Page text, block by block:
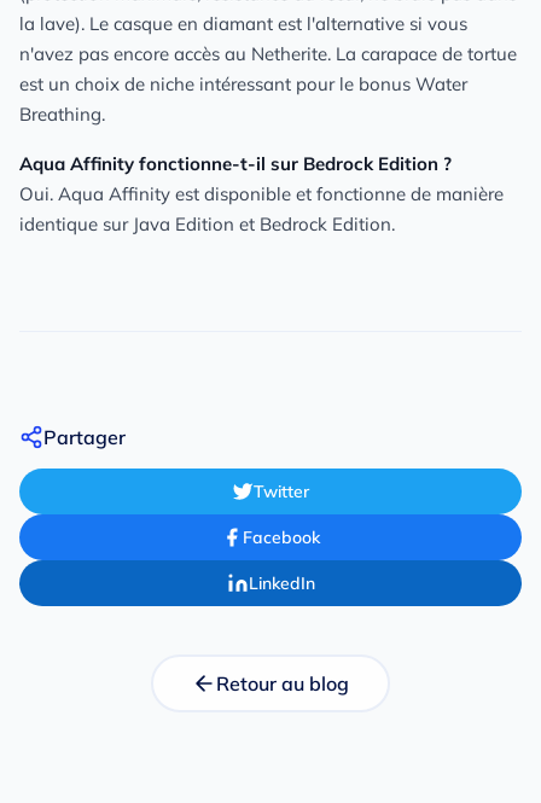
la lave). Le casque en diamant est l'alternative si vous
n'avez pas encore accès au Netherite. La carapace de tortue
est un choix de niche intéressant pour le bonus Water
Breathing.
Aqua Affinity fonctionne-t-il sur Bedrock Edition ?
Oui. Aqua Affinity est disponible et fonctionne de manière
identique sur Java Edition et Bedrock Edition.
Partager
Twitter
Facebook
LinkedIn
Retour au blog